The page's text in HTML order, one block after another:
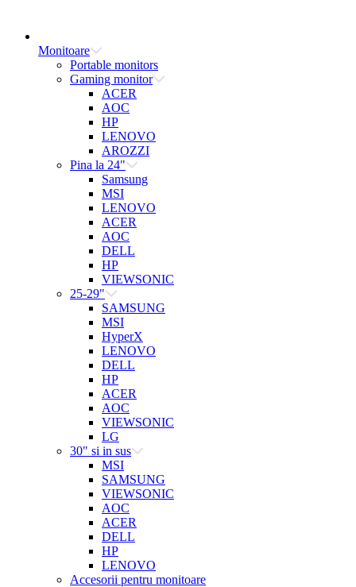
Monitoare
Portable monitors
Gaming monitor
ACER
AOC
HP
LENOVO
AROZZI
Pina la 24"
Samsung
MSI
LENOVO
ACER
AOC
DELL
HP
VIEWSONIC
25-29"
SAMSUNG
MSI
HyperX
LENOVO
DELL
HP
ACER
AOC
VIEWSONIC
LG
30" si in sus
MSI
SAMSUNG
VIEWSONIC
AOC
ACER
DELL
HP
LENOVO
Accesorii pentru monitoare